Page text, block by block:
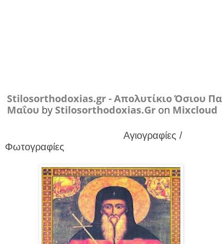
Stilosorthodoxias.gr - Απολυτίκιο Όσιου
Μαΐου by Stilosorthodoxias.Gr on Mixcloud
Αγιογραφίες /
Φωτογραφίες